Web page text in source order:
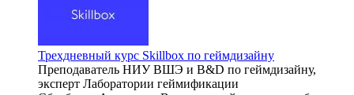
Трехдневный курс Skillbox по геймдизайну
Преподаватель НИУ ВШЭ и В&D по геймдизайну,
эксперт Лаборатории геймификации